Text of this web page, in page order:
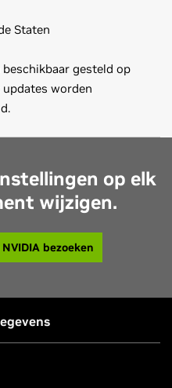
Staten
gesteld op
updates worden
op elk
wijzigen.
bezoeken